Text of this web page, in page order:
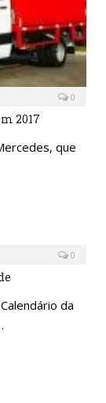
0
2017
que
0
da